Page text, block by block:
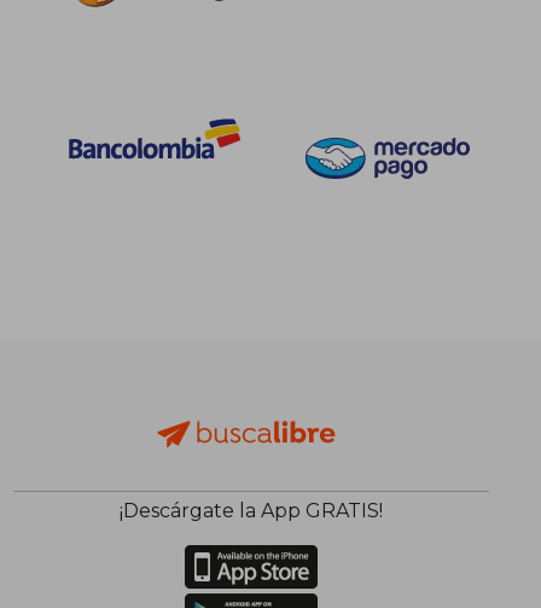
¡Descárgate la App GRATIS!